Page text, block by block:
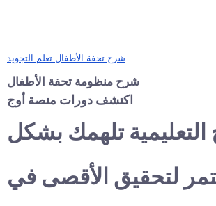
شرح تحفة الأطفال تعلم التجويد
شرح منظومة تحفة الأطفال
اكتشف دورات منصة أوج
تلهمك بشكل
لتحقيق الأقصى في